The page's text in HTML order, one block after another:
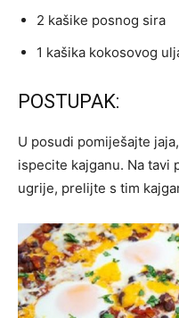
2 kašike posnog sira
1 kašika kokosovog
POSTUPAK:
U posudi pomiješajte
ispecite kajganu. Na tavi
ugrije, prelijte s tim